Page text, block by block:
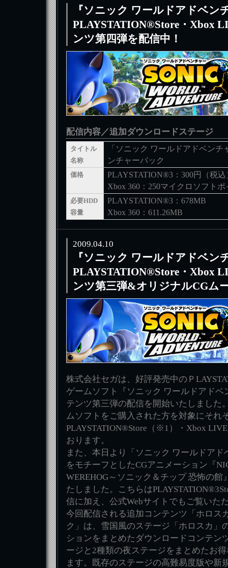
『ソニック ワールドアドベン
PLAYSTATION®Store・Xbox
ンツ第四弾を配信中！
配信内容／追加ダウンロードステージ
タイトル
名称
「ソニック ワールドアドベン
ンチャーパック
価格
PLAYSTATION®3：300円（税込
Xbox 360：250マイクロソフトポ
必要HDD
容量
PLAYSTATION®3：678MB
Xbox 360：611.26MB
2009.04.10
『ソニック ワールドアドベン
PLAYSTATION®Store・Xbox
ンツ第三弾&オリジナルCGム
株式会社セガは、好評発売中のＰ
ゲームソフト『ソニック ワールドアドベ
テンツ第三弾の配信を開始いたしました
ムソフトをご購入された方を対象にそれ
PLAYSTATION®Store（※1）・Xbox
おります。
また、本日より「ソニック ワールドア
をモチーフとしたCGアニメーション『
WEREHOG～ソニック＆チップ 恐怖の館
たしました。こちらは
信に加え、公式Webサイトでもご覧いた
今回配信される追加コンテンツ「ホロス
ク」は、雪国風のステージ「ホロスカ」
ションをまとめたダウンロードコンテン
ージと2種類の夜ステージをまとめたお
ます。既存のステージの高難易度版や新